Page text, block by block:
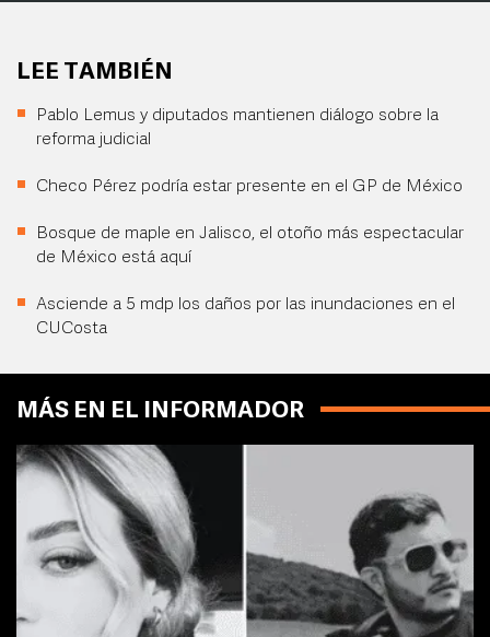
LEE TAMBIÉN
Pablo Lemus y diputados mantienen diálogo sobre la
reforma judicial
Checo Pérez podría estar presente en el GP de México
Bosque de maple en Jalisco, el otoño más espectacular
de México está aquí
Asciende a 5 mdp los daños por las inundaciones en el
CUCosta
MÁS EN EL INFORMADOR